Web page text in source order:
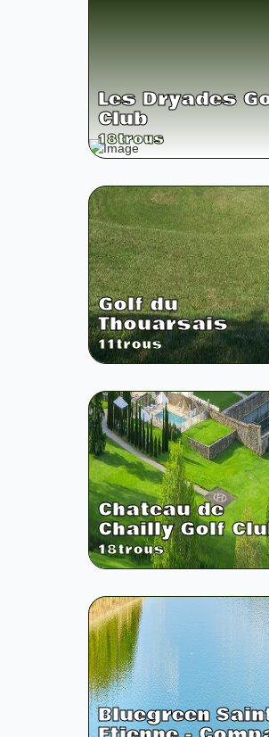
Les Dryades
Club
18trous
Golf du
Thouarsais
11trous
Chateau de
Chailly Golf
18trous
Bluegreen